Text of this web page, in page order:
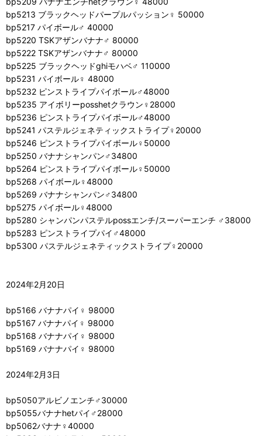
bp5213 ブラックヘッドパープルパッション♀ 50000
bp5217 パイボール♂ 40000
bp5220 TSKアザンバナナ♂ 80000
bp5222 TSKアザンバナナ♂ 80000
bp5225 ブラックヘッドghiモハベ♂ 110000
bp5231 パイボール♀ 48000
bp5232 ピンストライプパイボール♂48000
bp5235 アイボリーposshetクラウン♀28000
bp5236 ピンストライプパイボール♂48000
bp5241 パステルジェネティックストライプ♀20000
bp5246 ピンストライプパイボール♀50000
bp5250 バナナシャンパン♂34800
bp5264 ピンストライプパイボール♀50000
bp5268 パイボール♀48000
bp5269 バナナシャンパン♂34800
bp5275 パイボール♀48000
bp5280 シャンパンパステルpossエンチ/スーパーエンチ ♂38000
bp5283 ピンストライプパイ♂48000
bp5300 パステルジェネティックストライプ♀20000
2024年2月20日
bp5166 バナナパイ♀ 98000
bp5167 バナナパイ♀ 98000
bp5168 バナナパイ♀ 98000
bp5169 バナナパイ♀ 98000
2024年2月3日
bp5050アルビノエンチ♂30000
bp5055バナナhetパイ♂28000
bp5062バナナ♀40000